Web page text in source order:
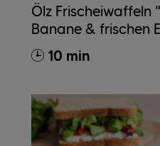
Ölz
Banane & frischen
10 min